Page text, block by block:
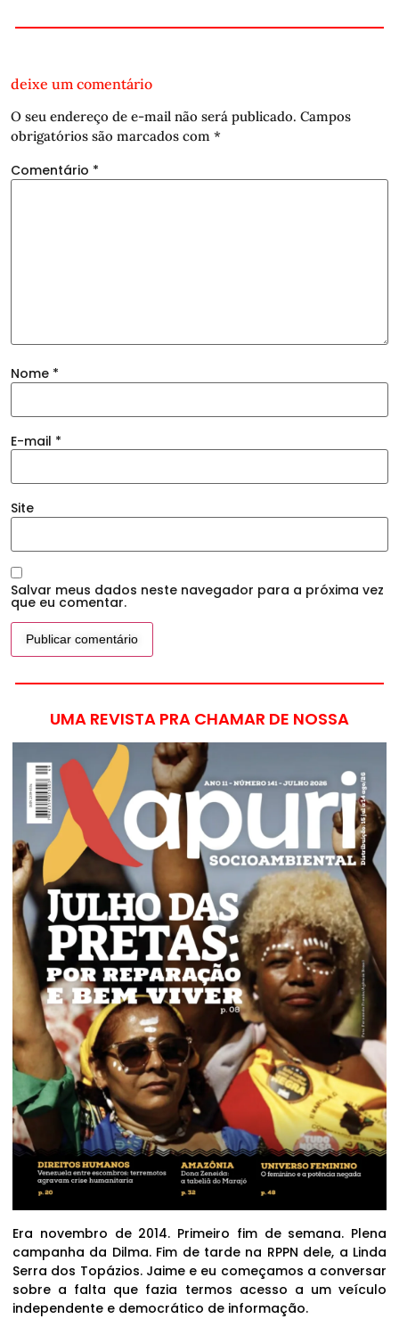
deixe um comentário
O seu endereço de e-mail não será publicado. Campos
obrigatórios são marcados com *
Comentário *
Nome *
E-mail *
Site
Salvar meus dados neste navegador para a próxima vez
que eu comentar.
UMA REVISTA PRA CHAMAR DE NOSSA
Era novembro de 2014. Primeiro fim de semana. Plena
campanha da Dilma. Fim de tarde na RPPN dele, a Linda
Serra dos Topázios. Jaime e eu começamos a conversar
sobre a falta que fazia termos acesso a um veículo
independente e democrático de informação.